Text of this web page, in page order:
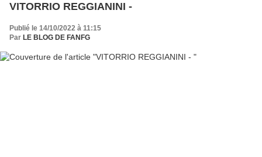
VITORRIO REGGIANINI -
Publié le 14/10/2022 à 11:15
Par LE BLOG DE FANFG